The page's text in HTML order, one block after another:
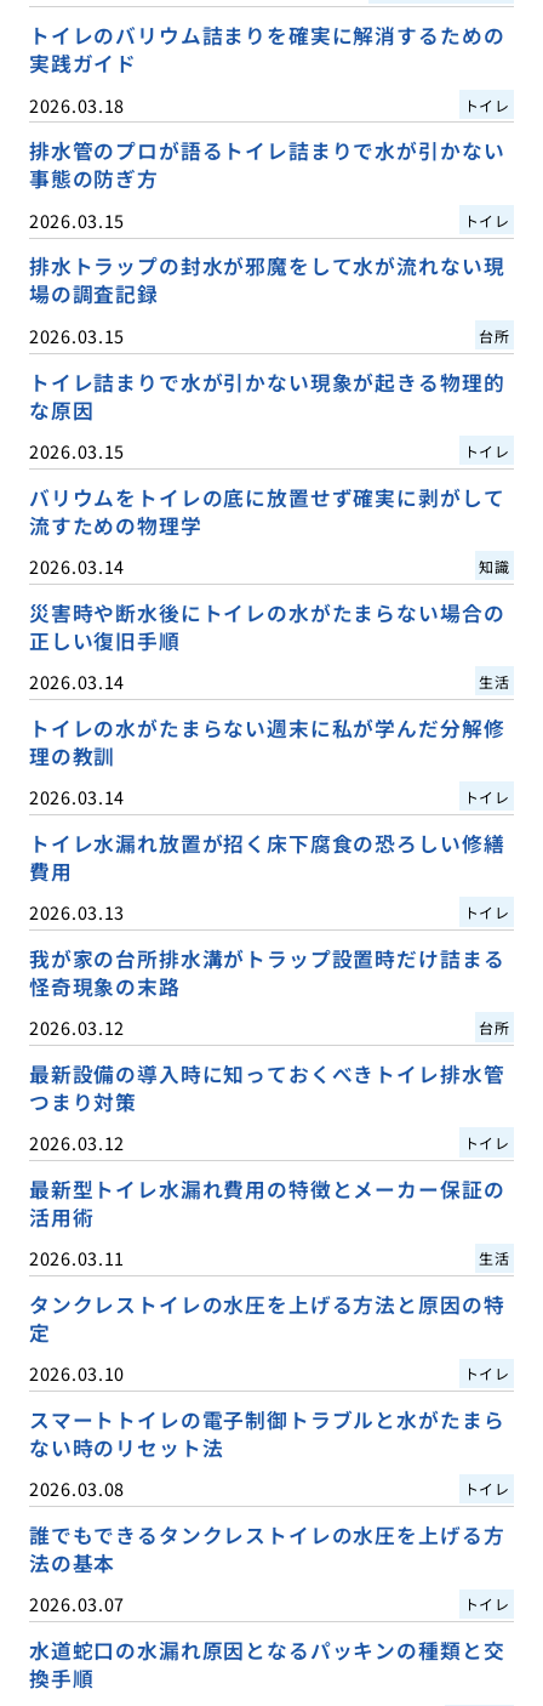
トイレのバリウム詰まりを確実に解消するための
実践ガイド
2026.03.18 トイレ
排水管のプロが語るトイレ詰まりで水が引かない
事態の防ぎ方
2026.03.15 トイレ
排水トラップの封水が邪魔をして水が流れない現
場の調査記録
2026.03.15 台所
トイレ詰まりで水が引かない現象が起きる物理的
な原因
2026.03.15 トイレ
バリウムをトイレの底に放置せず確実に剥がして
流すための物理学
2026.03.14 知識
災害時や断水後にトイレの水がたまらない場合の
正しい復旧手順
2026.03.14 生活
トイレの水がたまらない週末に私が学んだ分解修
理の教訓
2026.03.14 トイレ
トイレ水漏れ放置が招く床下腐食の恐ろしい修繕
費用
2026.03.13 トイレ
我が家の台所排水溝がトラップ設置時だけ詰まる
怪奇現象の末路
2026.03.12 台所
最新設備の導入時に知っておくべきトイレ排水管
つまり対策
2026.03.12 トイレ
最新型トイレ水漏れ費用の特徴とメーカー保証の
活用術
2026.03.11 生活
タンクレストイレの水圧を上げる方法と原因の特
定
2026.03.10 トイレ
スマートトイレの電子制御トラブルと水がたまら
ない時のリセット法
2026.03.08 トイレ
誰でもできるタンクレストイレの水圧を上げる方
法の基本
2026.03.07 トイレ
水道蛇口の水漏れ原因となるパッキンの種類と交
換手順